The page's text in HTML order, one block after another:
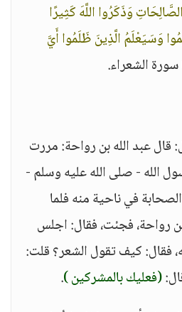
وَذَكَرُوا اللَّهَ كَثِيرًا
وَسَيَعْلَمُ الَّذِينَ ظَلَمُوا أَيَّ
سورة الشعراء.
عبد الله بن رواحة: مررت
الله - صلى الله عليه وسلم -
في ناحية منه فلما
بن رواحة، فجئت، فقال: اجلس
فقال: كيف تقول الشعر؟ قلت:
(فعليك بالمشركين ).